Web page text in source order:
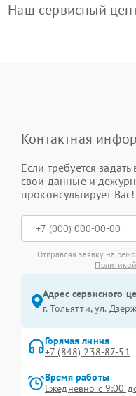
Наш сервисный
Контактная
Если требуется
свои данные и
проконсультирует Вас!
Отправляя заявку на
Адрес сервисного
г. Тольятти, ул.
Горячая линия
+7 (848) 238-87-51
Время работы
Ежедневно с 9:00